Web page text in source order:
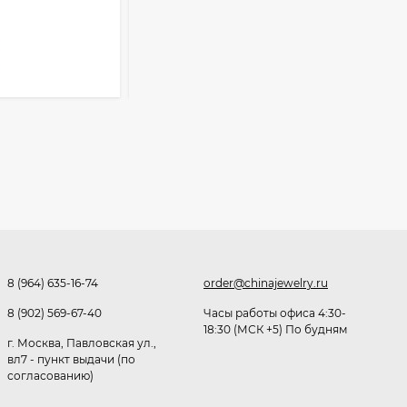
Ободок F21530
477₽
8 (964) 635-16-74
8 (902) 569-67-40
г. Москва, Павловская ул.,
вл7 - пункт выдачи (по
согласованию)
order@chinajewelry.ru
Часы работы офиса 4:30-
18:30 (МСК +5) По будням